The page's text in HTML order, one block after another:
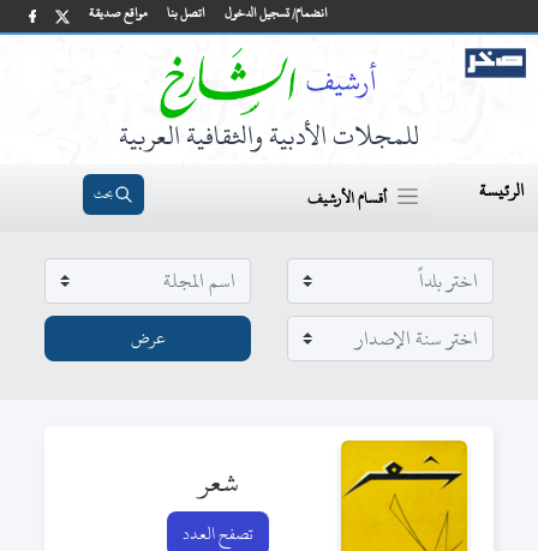
مواقع صديقة اتصل بنا انضمام/ تسجيل الدخول
للمجلات الأدبية والثقافية العربية
الرئيسة أقسام الأرشيف بحث
شعر
تصفح العدد